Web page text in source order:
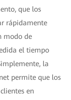
que los
rápidamente
modo de
el tiempo
la
permite que los
en